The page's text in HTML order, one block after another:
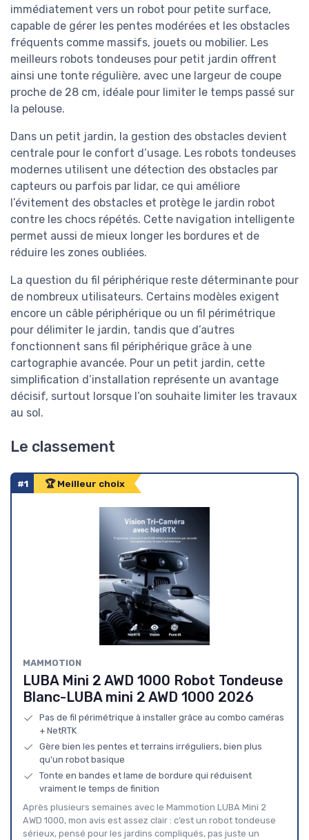
immédiatement vers un robot pour petite surface,
capable de gérer les pentes modérées et les obstacles
fréquents comme massifs, jouets ou mobilier. Les
meilleurs robots tondeuses pour petit jardin offrent
ainsi une tonte régulière, avec une largeur de coupe
proche de 28 cm, idéale pour limiter le temps passé sur
la pelouse.
Dans un petit jardin, la gestion des obstacles devient
centrale pour le confort d’usage. Les robots tondeuses
modernes utilisent une détection des obstacles par
capteurs ou parfois par lidar, ce qui améliore
l’évitement des obstacles et protège le jardin robot
contre les chocs répétés. Cette navigation intelligente
permet aussi de mieux longer les bordures et de
réduire les zones oubliées.
La question du fil périphérique reste déterminante pour
de nombreux utilisateurs. Certains modèles exigent
encore un câble périphérique ou un fil périmétrique
pour délimiter le jardin, tandis que d’autres
fonctionnent sans fil périphérique grâce à une
cartographie avancée. Pour un petit jardin, cette
simplification d’installation représente un avantage
décisif, surtout lorsque l’on souhaite limiter les travaux
au sol.
Le classement
#1 🏆 Meilleur choix
MAMMOTION
LUBA Mini 2 AWD 1000 Robot Tondeuse
Blanc-LUBA mini 2 AWD 1000 2026
Pas de fil périmétrique à installer grâce au combo caméras
+ NetRTK
Gère bien les pentes et terrains irréguliers, bien plus
qu’un robot basique
Tonte en bandes et lame de bordure qui réduisent
vraiment le temps de finition
Après plusieurs semaines avec le Mammotion LUBA Mini 2
AWD 1000, mon avis est assez clair : c’est un robot tondeuse
sérieux, pensé pour les jardins compliqués, pas juste un